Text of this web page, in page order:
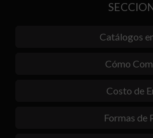
Catálogos
Cómo
Costo de
Formas de